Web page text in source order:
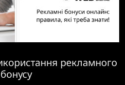
рекламного
бонусу